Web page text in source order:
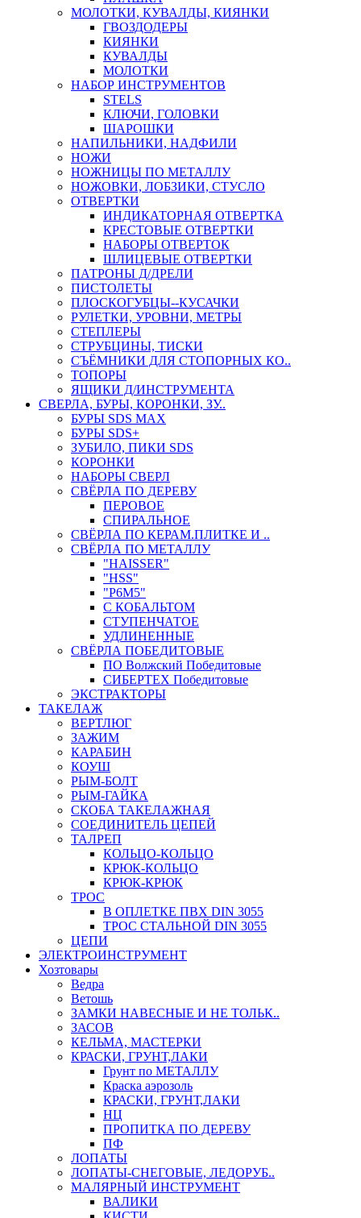
МОЛОТКИ, КУВАЛДЫ, КИЯНКИ
ГВОЗДОДЕРЫ
КИЯНКИ
КУВАЛДЫ
МОЛОТКИ
НАБОР ИНСТРУМЕНТОВ
STELS
КЛЮЧИ, ГОЛОВКИ
ШАРОШКИ
НАПИЛЬНИКИ, НАДФИЛИ
НОЖИ
НОЖНИЦЫ ПО МЕТАЛЛУ
НОЖОВКИ, ЛОБЗИКИ, СТУСЛО
ОТВЕРТКИ
ИНДИКАТОРНАЯ ОТВЕРТКА
КРЕСТОВЫЕ ОТВЕРТКИ
НАБОРЫ ОТВЕРТОК
ШЛИЦЕВЫЕ ОТВЕРТКИ
ПАТРОНЫ Д/ДРЕЛИ
ПИСТОЛЕТЫ
ПЛОСКОГУБЦЫ--КУСАЧКИ
РУЛЕТКИ, УРОВНИ, МЕТРЫ
СТЕПЛЕРЫ
СТРУБЦИНЫ, ТИСКИ
СЪЁМНИКИ ДЛЯ СТОПОРНЫХ КО..
ТОПОРЫ
ЯЩИКИ Д/ИНСТРУМЕНТА
СВЕРЛА, БУРЫ, КОРОНКИ, ЗУ..
БУРЫ SDS MAX
БУРЫ SDS+
ЗУБИЛО, ПИКИ SDS
КОРОНКИ
НАБОРЫ СВЕРЛ
СВЁРЛА ПО ДЕРЕВУ
ПЕРОВОЕ
СПИРАЛЬНОЕ
СВЁРЛА ПО КЕРАМ.ПЛИТКЕ И ..
СВЁРЛА ПО МЕТАЛЛУ
"HAISSER"
"HSS"
"Р6М5"
С КОБАЛЬТОМ
СТУПЕНЧАТОЕ
УДЛИНЕННЫЕ
СВЁРЛА ПОБЕДИТОВЫЕ
ПО Волжский Победитовые
СИБЕРТЕХ Победитовые
ЭКСТРАКТОРЫ
ТАКЕЛАЖ
ВЕРТЛЮГ
ЗАЖИМ
КАРАБИН
КОУШ
РЫМ-БОЛТ
РЫМ-ГАЙКА
СКОБА ТАКЕЛАЖНАЯ
СОЕДИНИТЕЛЬ ЦЕПЕЙ
ТАЛРЕП
КОЛЬЦО-КОЛЬЦО
КРЮК-КОЛЬЦО
КРЮК-КРЮК
ТРОС
В ОПЛЕТКЕ ПВХ DIN 3055
ТРОС СТАЛЬНОЙ DIN 3055
ЦЕПИ
ЭЛЕКТРОИНСТРУМЕНТ
Хозтовары
Ведра
Ветошь
ЗАМКИ НАВЕСНЫЕ И НЕ ТОЛЬК..
ЗАСОВ
КЕЛЬМА, МАСТЕРКИ
КРАСКИ, ГРУНТ,ЛАКИ
Грунт по МЕТАЛЛУ
Краска аэрозоль
КРАСКИ, ГРУНТ,ЛАКИ
НЦ
ПРОПИТКА ПО ДЕРЕВУ
ПФ
ЛОПАТЫ
ЛОПАТЫ-СНЕГОВЫЕ, ЛЕДОРУБ..
МАЛЯРНЫЙ ИНСТРУМЕНТ
ВАЛИКИ